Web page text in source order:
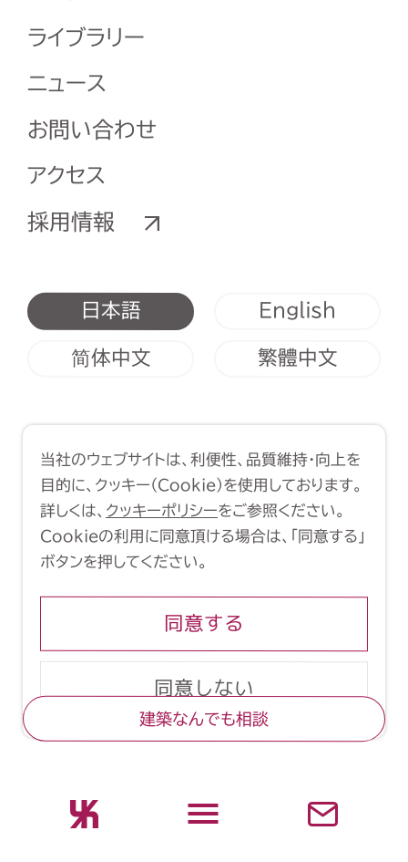
建築なんでも相談
ライブラリー
ニュース
お問い合わせ
アクセス
採用情報
日本語 English
简体中文 繁體中文
Copyright (C) 1998-2026 Yasui
Architects & Engineers, Inc.
当社のウェブサイトは、利便性、品質維持・向上を
目的に、クッキー（Cookie）を使用しております。
詳しくは、 クッキーポリシーをご参照ください。
Cookieの利用に同意頂ける場合は、「同意する」
ボタンを押してください。
同意する
同意しない